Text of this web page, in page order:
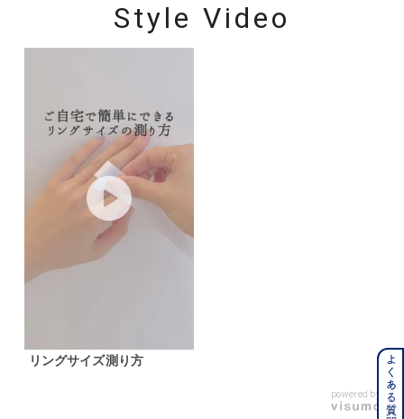
Style Video
リングサイズ測り方
powered by